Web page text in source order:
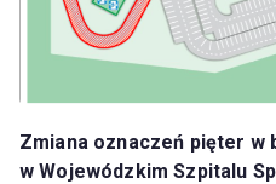
Zmiana oznaczeń pięter w
w Wojewódzkim Szpitalu